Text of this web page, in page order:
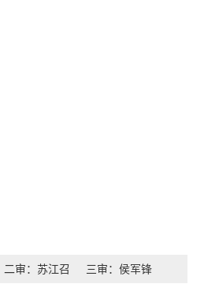
二审：苏江召 三审：侯军锋